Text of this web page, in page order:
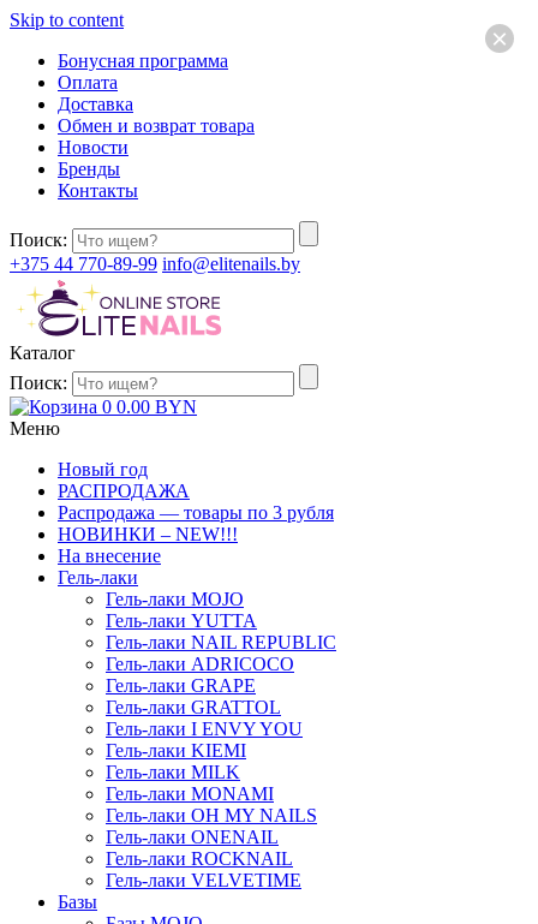
Skip to content
Бонусная программа
Оплата
Доставка
Обмен и возврат товара
Новости
Бренды
Контакты
Поиск:
+375 44 770-89-99 info@elitenails.by
Каталог
Поиск:
0 0.00 BYN
Меню
Новый год
РАСПРОДАЖА
Распродажа — товары по 3 рубля
НОВИНКИ – NEW!!!
На внесение
Гель-лаки
Гель-лаки MOJO
Гель-лаки YUTTA
Гель-лаки NAIL REPUBLIC
Гель-лаки ADRICOCO
Гель-лаки GRAPE
Гель-лаки GRATTOL
Гель-лаки I ENVY YOU
Гель-лаки KIEMI
Гель-лаки MILK
Гель-лаки MONAMI
Гель-лаки OH MY NAILS
Гель-лаки ONENAIL
Гель-лаки ROCKNAIL
Гель-лаки VELVETIME
Базы
×